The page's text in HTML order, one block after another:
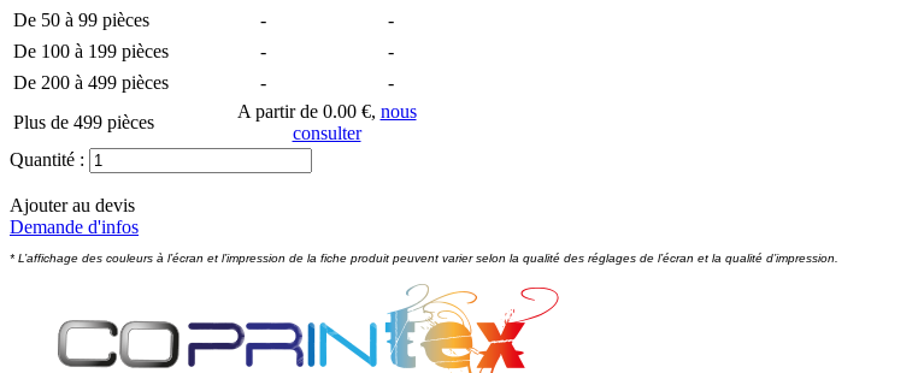
De 50 à 99 pièces
-
-
De 100 à 199 pièces
-
-
De 200 à 499 pièces
-
-
Plus de 499 pièces
A partir de 0.00 €, nous
consulter
Quantité :
Ajouter au devis
Demande d'infos
* L’affichage des couleurs à l’écran et l’impression de la fiche produit peuvent varier selon la qualité des réglages de l’écran et la qualité d’impression.